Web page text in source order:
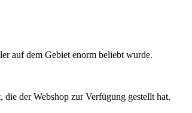
auf dem Gebiet enorm beliebt wurde.
der Webshop zur Verfügung gestellt hat.